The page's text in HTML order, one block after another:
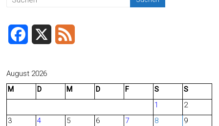
c
b
August 2026
M
D M D F S
S
1
2
3
4 5 6 7 8
9